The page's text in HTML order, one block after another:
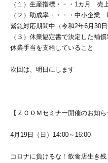
（１）生産指標・・・1カ月 売
（２）助成率・・・・中小企業
緊急対応期間中（令和2年6月30
（３）休業協定書で決定した補
休業手当を支給していること
次回は、明日にします
【ＺＯＯＭセミナー開催のお知
4月19日（日）14:00～16:00
コロナに負けるな！飲食店生き